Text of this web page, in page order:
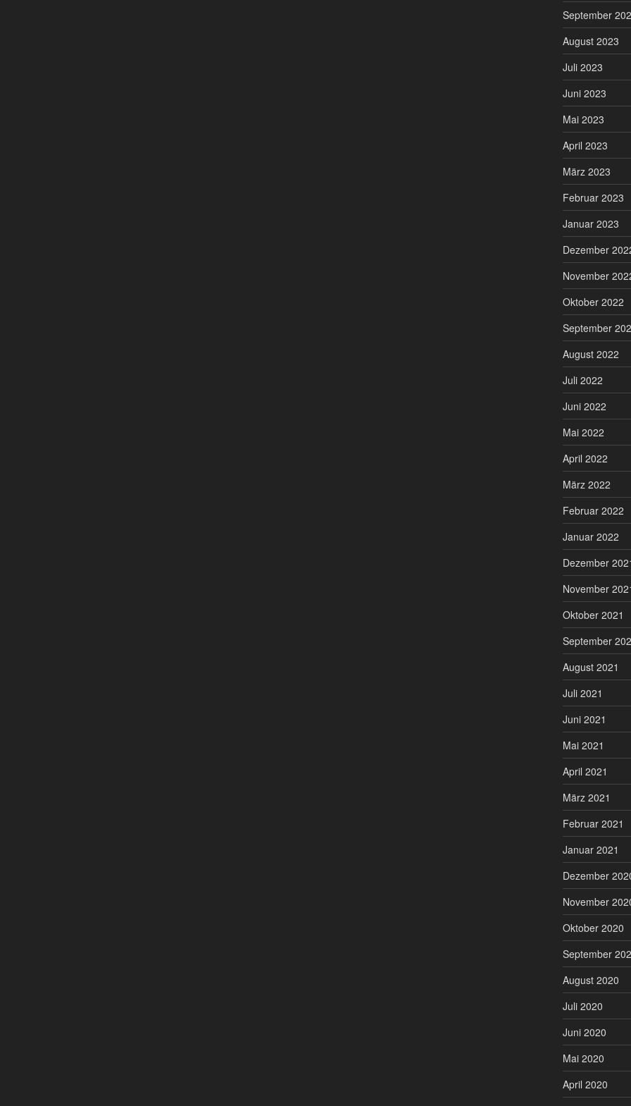
September
August 2023
Juli 2023
Juni 2023
Mai 2023
April 2023
März 2023
Februar 2023
Januar 2023
Dezember
November
Oktober 2022
September
August 2022
Juli 2022
Juni 2022
Mai 2022
April 2022
März 2022
Februar 2022
Januar 2022
Dezember
November
Oktober 2021
September
August 2021
Juli 2021
Juni 2021
Mai 2021
April 2021
März 2021
Februar 2021
Januar 2021
Dezember
November
Oktober 2020
September
August 2020
Juli 2020
Juni 2020
Mai 2020
April 2020